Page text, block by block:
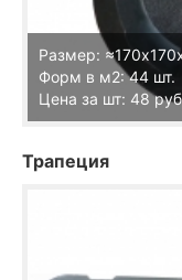
Размер:
Форм в м2: 44 шт.
Цена за шт: 48
Трапеция